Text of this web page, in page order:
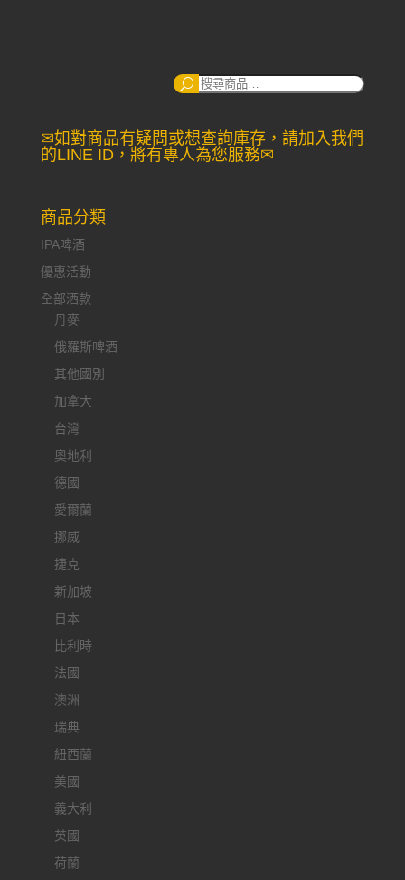
搜
✉如對商品有疑問或想查詢庫存，請加入我們
的LINE ID，將有專人為您服務✉
商品分類
IPA啤酒
優惠活動
全部酒款
丹麥
俄羅斯啤酒
其他國別
加拿大
台灣
奧地利
德國
愛爾蘭
挪威
捷克
新加坡
日本
比利時
法國
澳洲
瑞典
紐西蘭
美國
義大利
英國
荷蘭